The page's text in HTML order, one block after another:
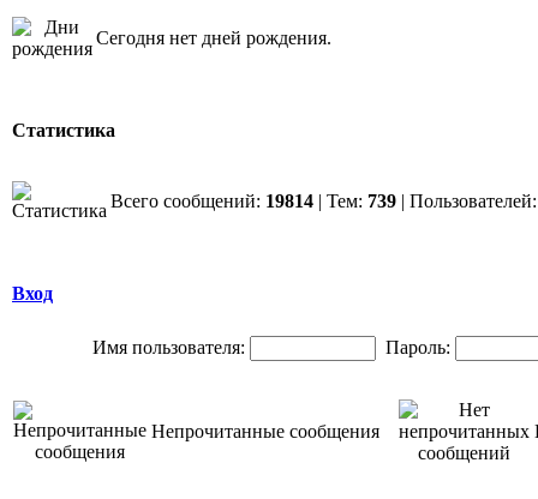
Сегодня нет дней рождения.
Статистика
Всего сообщений: 19814 | Тем: 739 |
Вход
Имя пользователя: Пароль:
Непрочитанные сообщения